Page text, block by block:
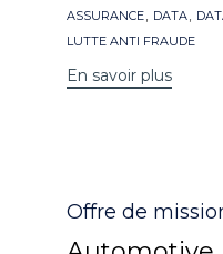
Mots
clés
ASSURANCE, DATA,
LUTTE ANTI FRAUDE
En savoir plus
Catégorie
Offre de